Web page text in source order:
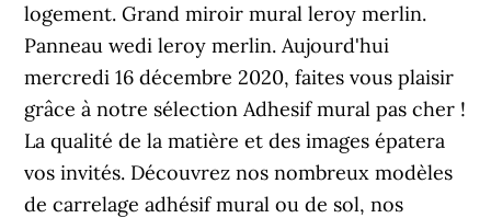
logement. Grand miroir mural leroy merlin.
Panneau wedi leroy merlin. Aujourd'hui
mercredi 16 décembre 2020, faites vous plaisir
grâce à notre sélection Adhesif mural pas cher !
La qualité de la matière et des images épatera
vos invités. Découvrez nos nombreux modèles
de carrelage adhésif mural ou de sol, nos